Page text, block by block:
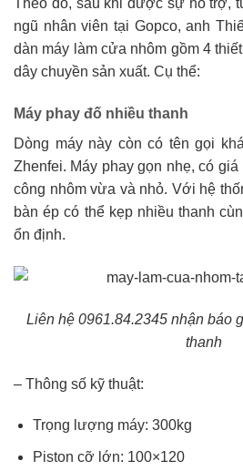
Theo đó, sau khi được sự hỗ trợ,
ngũ nhân viên tại Gopco, anh
dàn máy làm cửa nhôm gồm 4
dây chuyền sản xuất. Cụ thể:
Máy phay đố nhiều thanh
Dòng máy này còn có tên gọi
Zhenfei. Máy phay gọn nhẹ, có
công nhôm vừa và nhỏ. Với hệ
bàn ép có thể kẹp nhiều thanh
ổn định.
Liên hệ 0961.84.2345nhận báo
thanh
– Thông số kỹ thuật:
Trọng lượng máy: 300kg
Piston cỡ lớn: 100×120